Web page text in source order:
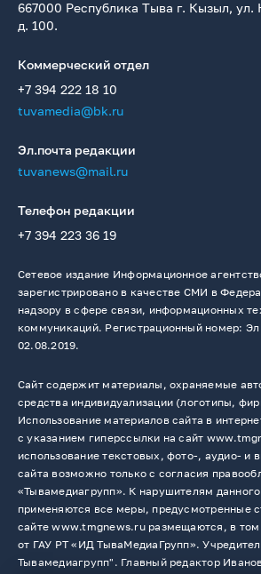
667000 Республика Тыва г. Кызыл, ул.
д. 100.
Коммерческий отдел
+7 394 222 18 10
tuvamedia@bk.ru
Эл.почта редакции
tuvanews@mail.ru
Телефон редакции
+7 394 223 36 19
Сетевое издание Информационное
зарегистрировано в качестве СМИ в
надзору в сфере связи, информационных
коммуникаций. Регистрационный номер:
02.08.2019.
Сайт содержит материалы, охраняемые
средства индивидуализации (логотипы,
Использование материалов сайта в
с указанием гиперссылки на сайт
использование текстовых, фото-, аудио- и
сайта возможно только с согласия
«Тывамедиагрупп». К нарушителям
применяются все меры, предусмотренные
сайте www.tmgnews.ru размещаются, в
от ГАУ РТ «ИД ТываМедиаГрупп».
Тывамедиагрупп". Главный редактор